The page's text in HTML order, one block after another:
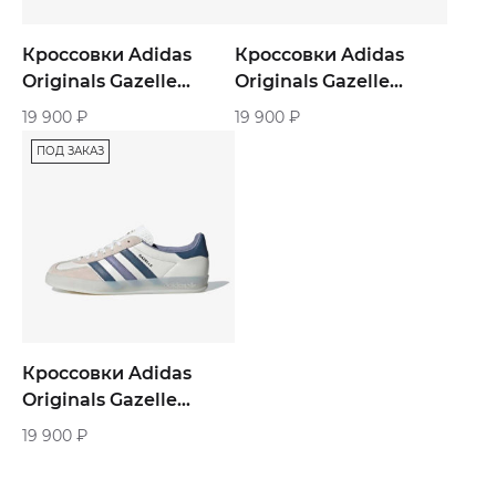
Кроссовки Adidas
Originals Gazelle
«Beam Orange»
19 900 ₽
Кроссовки Adidas
Originals Gazelle
«Preloved Blue White
19 900 ₽
ПОД ЗАКАЗ
Кроссовки Adidas
Originals Gazelle
«Chalk White Preloved
19 900 ₽